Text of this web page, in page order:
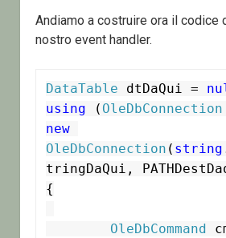
Andiamo a costruire ora il codice
nostro event handler.
DataTable dtDaQui =
using ( OleDbConnection
new
OleDbConnection ( string
tringDaQui,
{
OleDbCommand